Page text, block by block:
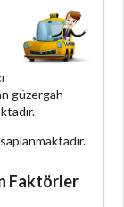
güzergah
Faktörler